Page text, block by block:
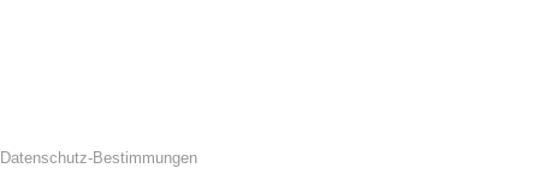
Datenschutz-Bestimmungen